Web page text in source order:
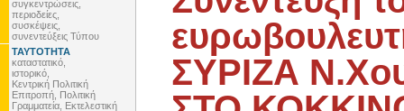
συγκεντρώσεις,
περιοδείες,
συσκέψεις,
συνεντεύξεις Τύπου
ΤΑΥΤΟΤΗΤΑ
καταστατικό,
ιστορικό,
Κεντρική Πολιτική
Επιτροπή, Πολιτική
Γραμματεία, Εκτελεστική
ΣΥΡΙΖΑ